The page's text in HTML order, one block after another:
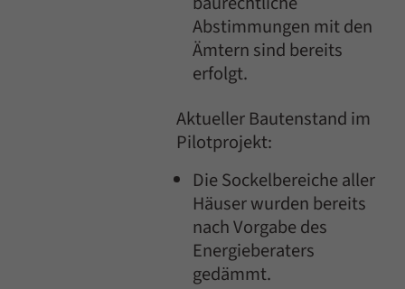
Abstimmungen mit den
Ämtern sind bereits
erfolgt.
Aktueller Bautenstand im
Pilotprojekt:
Die Sockelbereiche aller
Häuser wurden bereits
nach Vorgabe des
Energieberaters
gedämmt.